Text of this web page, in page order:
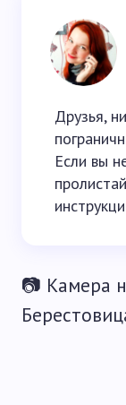
Друзья,
Если вы
📷 Камера